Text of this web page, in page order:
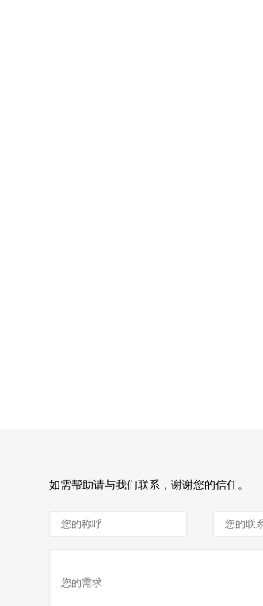
如需帮助请与我们联系，谢谢您的信任。